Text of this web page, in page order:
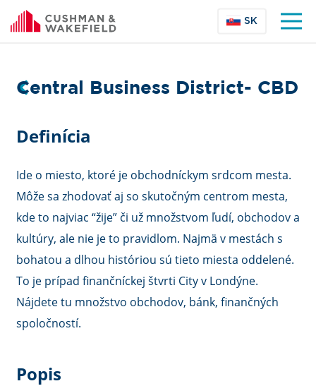
SK
Central Business District- CBD
Definícia
Ide o miesto, ktoré je obchodníckym srdcom mesta.
Môže sa zhodovať aj so skutočným centrom mesta,
kde to najviac “žije” či už množstvom ľudí, obchodov a
kultúry, ale nie je to pravidlom. Najmä v mestách s
bohatou a dlhou históriou sú tieto miesta oddelené.
To je prípad finančníckej štvrti City v Londýne.
Nájdete tu množstvo obchodov, bánk, finančných
spoločností.
Popis